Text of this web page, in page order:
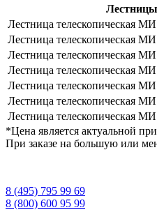
Лестница телескопическая
Лестница телескопическая
Лестница телескопическая
Лестница телескопическая
Лестница телескопическая
Лестница телескопическая
Лестница телескопическая
*Цена является актуальной
При заказе на большую или
8 (495) 795 99 69
8 (800) 600 95 99